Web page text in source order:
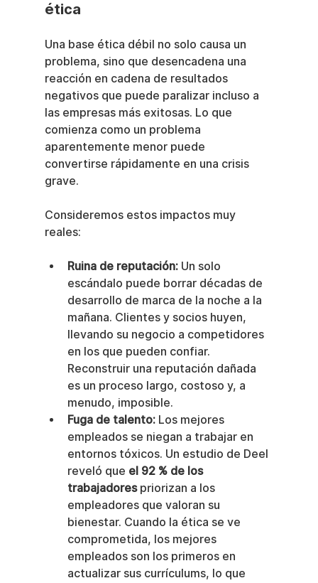
ética
Una base ética débil no solo causa un
problema, sino que desencadena una
reacción en cadena de resultados
negativos que puede paralizar incluso a
las empresas más exitosas. Lo que
comienza como un problema
aparentemente menor puede
convertirse rápidamente en una crisis
grave.
Consideremos estos impactos muy
reales:
Ruina de reputación: Un solo
escándalo puede borrar décadas de
desarrollo de marca de la noche a la
mañana. Clientes y socios huyen,
llevando su negocio a competidores
en los que pueden confiar.
Reconstruir una reputación dañada
es un proceso largo, costoso y, a
menudo, imposible.
Fuga de talento: Los mejores
empleados se niegan a trabajar en
entornos tóxicos. Un estudio de Deel
reveló que el 92 % de los
trabajadores priorizan a los
empleadores que valoran su
bienestar. Cuando la ética se ve
comprometida, los mejores
empleados son los primeros en
actualizar sus currículums, lo que